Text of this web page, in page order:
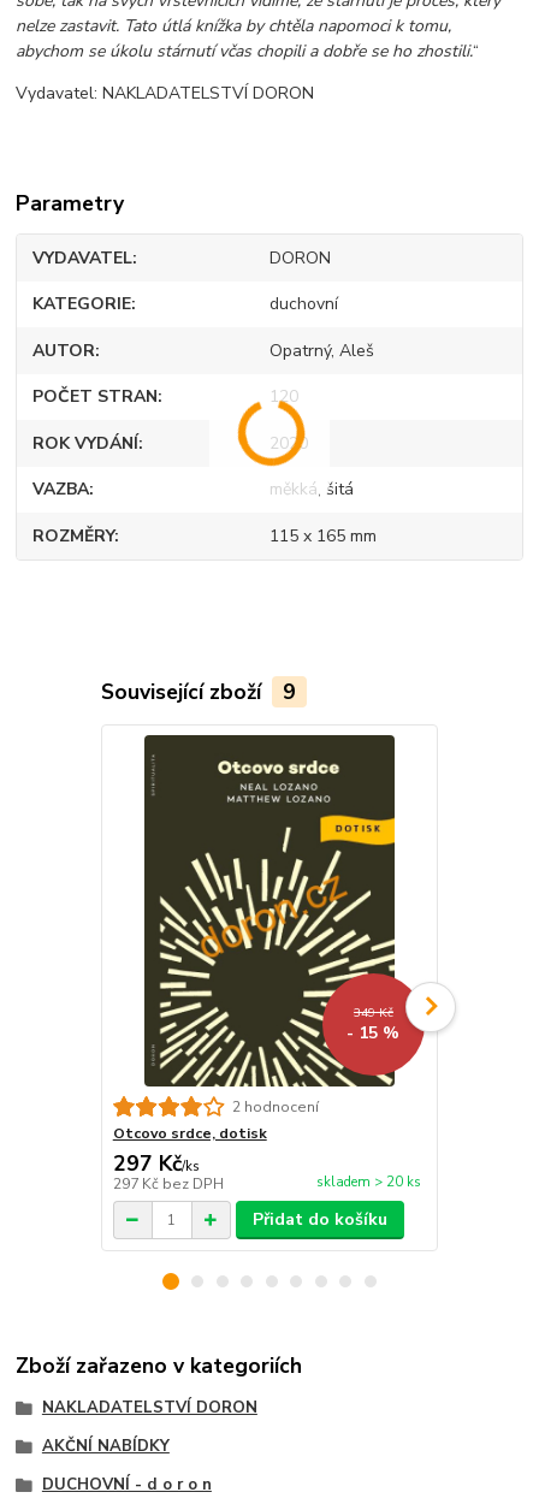
nelze zastavit. Tato útlá knížka by chtěla napomoci k tomu,
abychom se úkolu stárnutí včas chopili a dobře se ho zhostili.“
Vydavatel: NAKLADATELSTVÍ DORON
Parametry
VYDAVATEL DORON
KATEGORIE duchovní
AUTOR Opatrný, Aleš
POČET STRAN 120
ROK VYDÁNÍ 2020
VAZBA měkká, šitá
ROZMĚRY 115 x 165 mm
Související zboží 9
349 Kč
- 15 %
2 hodnocení
Otcovo srdce, dotisk
297 Kč/ks
297 Kč bez DPH skladem > 20 ks
Přidat do košíku
Zboží zařazeno v kategoriích
NAKLADATELSTVÍ DORON
AKČNÍ NABÍDKY
DUCHOVNÍ - d o r o n